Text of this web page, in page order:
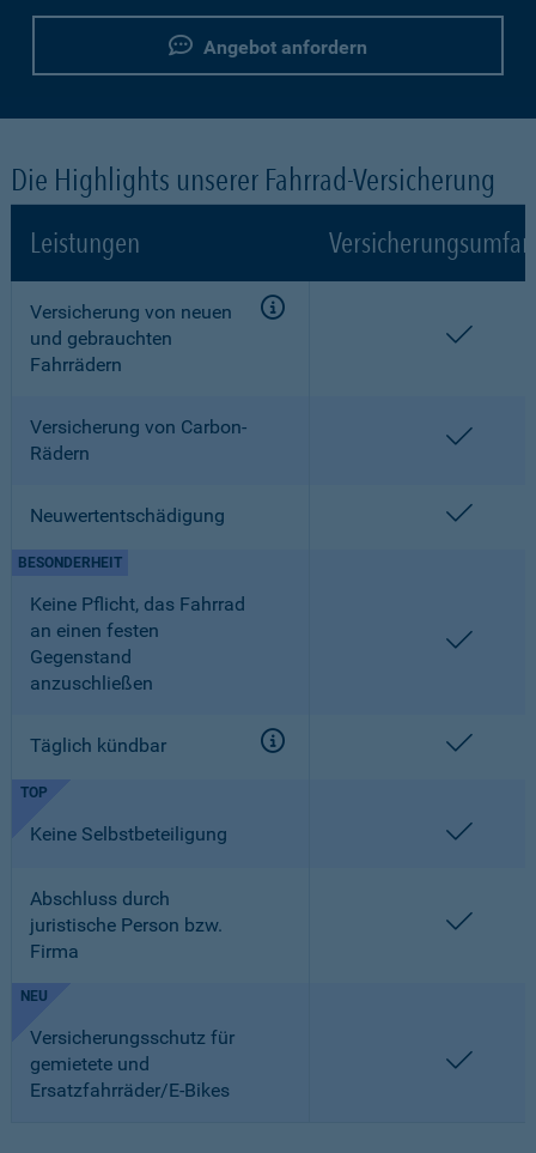
Angebot anfordern
Die Highlights unserer Fahrrad-Versicherung
Leistungen
Versicherung von neuen
und gebrauchten
Fahrrädern
Versicherung von Carbon-
Rädern
Neuwertentschädigung
Keine Pflicht, das Fahrrad
an einen festen
Gegenstand
anzuschließen
BESONDERHEIT
Täglich kündbar
TOP
Keine Selbstbeteiligung
Abschluss durch
juristische Person bzw.
Firma
NEU
Versicherungsschutz für
gemietete und
Ersatzfahrräder/E-Bikes